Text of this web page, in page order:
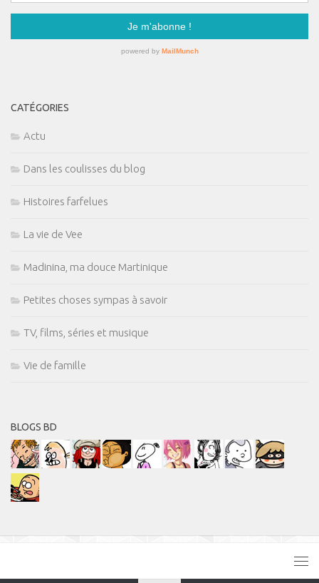
CATÉGORIES
Actu
Dans les coulisses du blog
Histoires farfelues
La vie de Vee
Madinina, ma douce Martinique
Petites choses sympas à savoir
TV, films, séries et musique
Vie de famille
BLOGS BD